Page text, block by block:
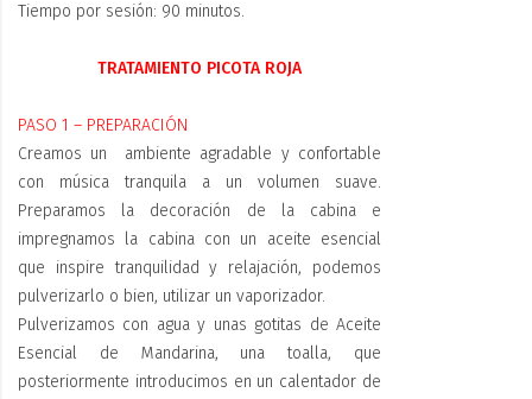
Tiempo por sesión: 90 minutos.
TRATAMIENTO PICOTA ROJA
PASO 1 – PREPARACIÓN
Creamos un ambiente agradable y confortable
con música tranquila a un volumen suave.
Preparamos la decoración de la cabina e
impregnamos la cabina con un aceite esencial
que inspire tranquilidad y relajación, podemos
pulverizarlo o bien, utilizar un vaporizador.
Pulverizamos con agua y unas gotitas de Aceite
Esencial de Mandarina, una toalla, que
posteriormente introducimos en un calentador de